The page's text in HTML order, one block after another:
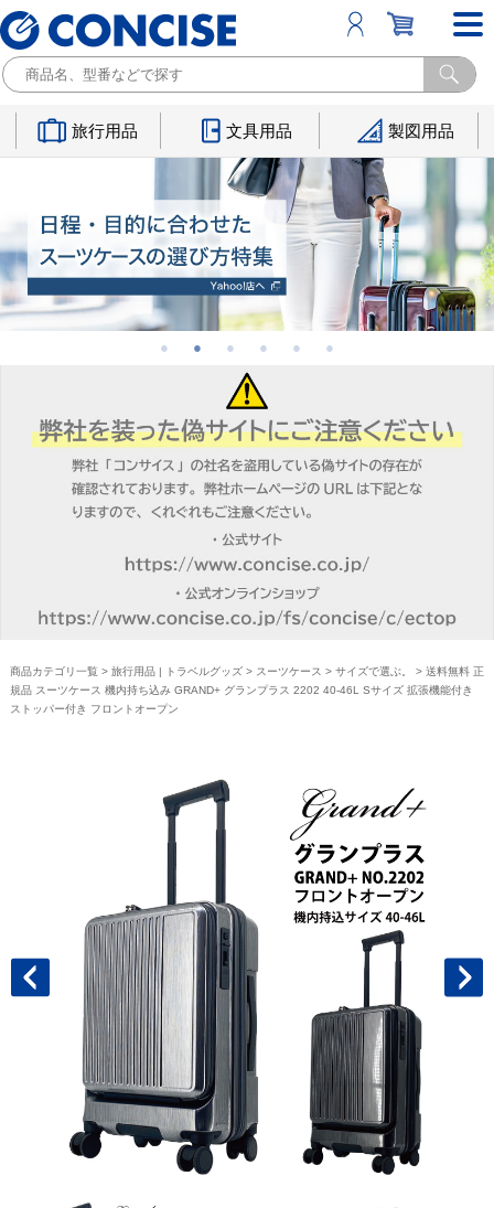
旅行用品 文具用品 製図用品
商品カテゴリ一覧 > 旅行用品 | トラベルグッズ> スーツケース > サイズで選ぶ。
> 送料無料 正
規品 スーツケース 機内持ち込み GRAND+ グランプラス 2202 40-46L Sサイズ 拡張機能付き
ストッパー付き フロントオープン